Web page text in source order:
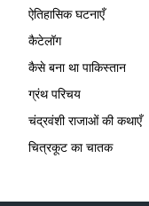
ऐतिहासिक घटनाएँ
कैटेलॉग
कैसे बना था पाकिस्तान
ग्रंथ परिचय
चंद्रवंशी राजाओं की कथाएँ
चित्रकूट का चातक